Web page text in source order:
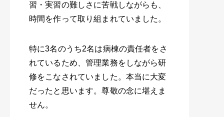
習・実習の難しさに苦戦しながらも、
時間を作って取り組まれていました。
特に3名のうち2名は病棟の責任者をさ
れているため、管理業務をしながら研
修をこなされていました。本当に大変
だったと思います。尊敬の念に堪えま
せん。